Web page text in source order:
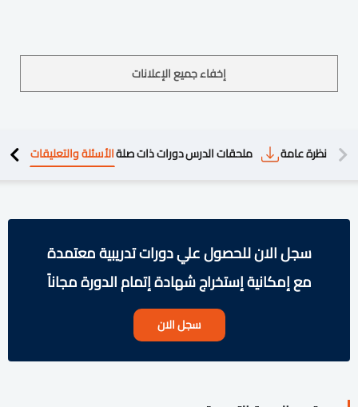
إخفاء جميع الإعلانات
نظرة عامة ملحقات الدرسدورات ذات صلةالأسئلة والتعليقات
سجل الان للحصول علي دورات تدريبية معتمدة
مع إمكانية إستخراج شهادة إتمام الدورة مجاناً
سجل الان